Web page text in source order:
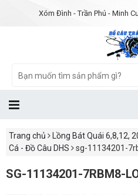
Xóm Đình - Trần Phú - Minh
Trang chủ
Lồng Bát Quái 6,8,12,
Cá - Đồ Câu DHS
sg-11134201-
SG-11134201-7RBM8-